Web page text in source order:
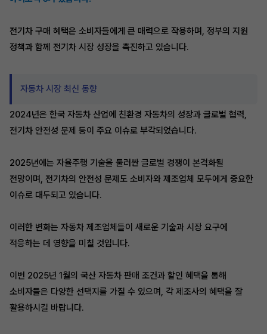
전기차 구매 혜택은 소비자들에게 큰 매력으로 작용하며, 정부의 지원
정책과 함께 전기차 시장 성장을 촉진하고 있습니다.
자동차 시장 최신 동향
2024년은 한국 자동차 산업에 친환경 자동차의 성장과 글로벌 협력,
전기차 안전성 문제 등이 주요 이슈로 부각되었습니다.
2025년에는 자율주행 기술을 둘러싼 글로벌 경쟁이 본격화될
전망이며, 전기차의 안전성 문제도 소비자와 제조업체 모두에게 중요한
이슈로 대두되고 있습니다.
이러한 변화는 자동차 제조업체들이 새로운 기술과 시장 요구에
적응하는 데 영향을 미칠 것입니다.
이번 2025년 1월의 국산 자동차 판매 조건과 할인 혜택을 통해
소비자들은 다양한 선택지를 가질 수 있으며, 각 제조사의 혜택을 잘
활용하시길 바랍니다.